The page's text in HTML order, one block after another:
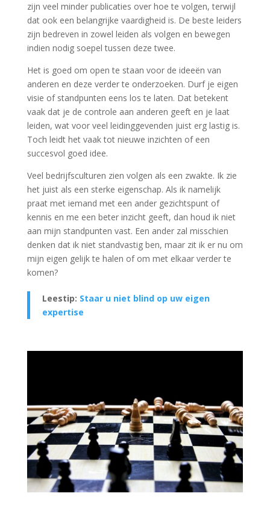
zijn veel minder publicaties over hoe te volgen, terwijl
dat ook een belangrijke vaardigheid is. De beste leiders
zijn bedreven in zowel leiden als volgen en bewegen
indien nodig soepel tussen deze twee.
Het is goed om open te staan voor de ideeën van
anderen en deze verder te onderzoeken. Durf je eigen
visie of standpunten eens los te laten. Dat betekent
vaak dat je de controle aan anderen geeft en je laat
leiden, wat voor veel leidinggevenden juist erg lastig is.
Toch leidt het vaak tot nieuwe inzichten of een
succesvol goed idee.
Veel bedrijfsculturen zien volgen als een zwakte. Ik zie
het juist als een sterke eigenschap. Als ik namelijk
praat met iemand met een ander gezichtspunt of
kennis en me een beter inzicht geeft, dan houd ik niet
aan mijn standpunten vast. Een ander zal misschien
denken dat ik niet standvastig ben, maar zit ik er nu om
mijn eigen gelijk te halen of om met elkaar verder te
komen?
Leestip: Staar u niet blind op uw eigen
expertise